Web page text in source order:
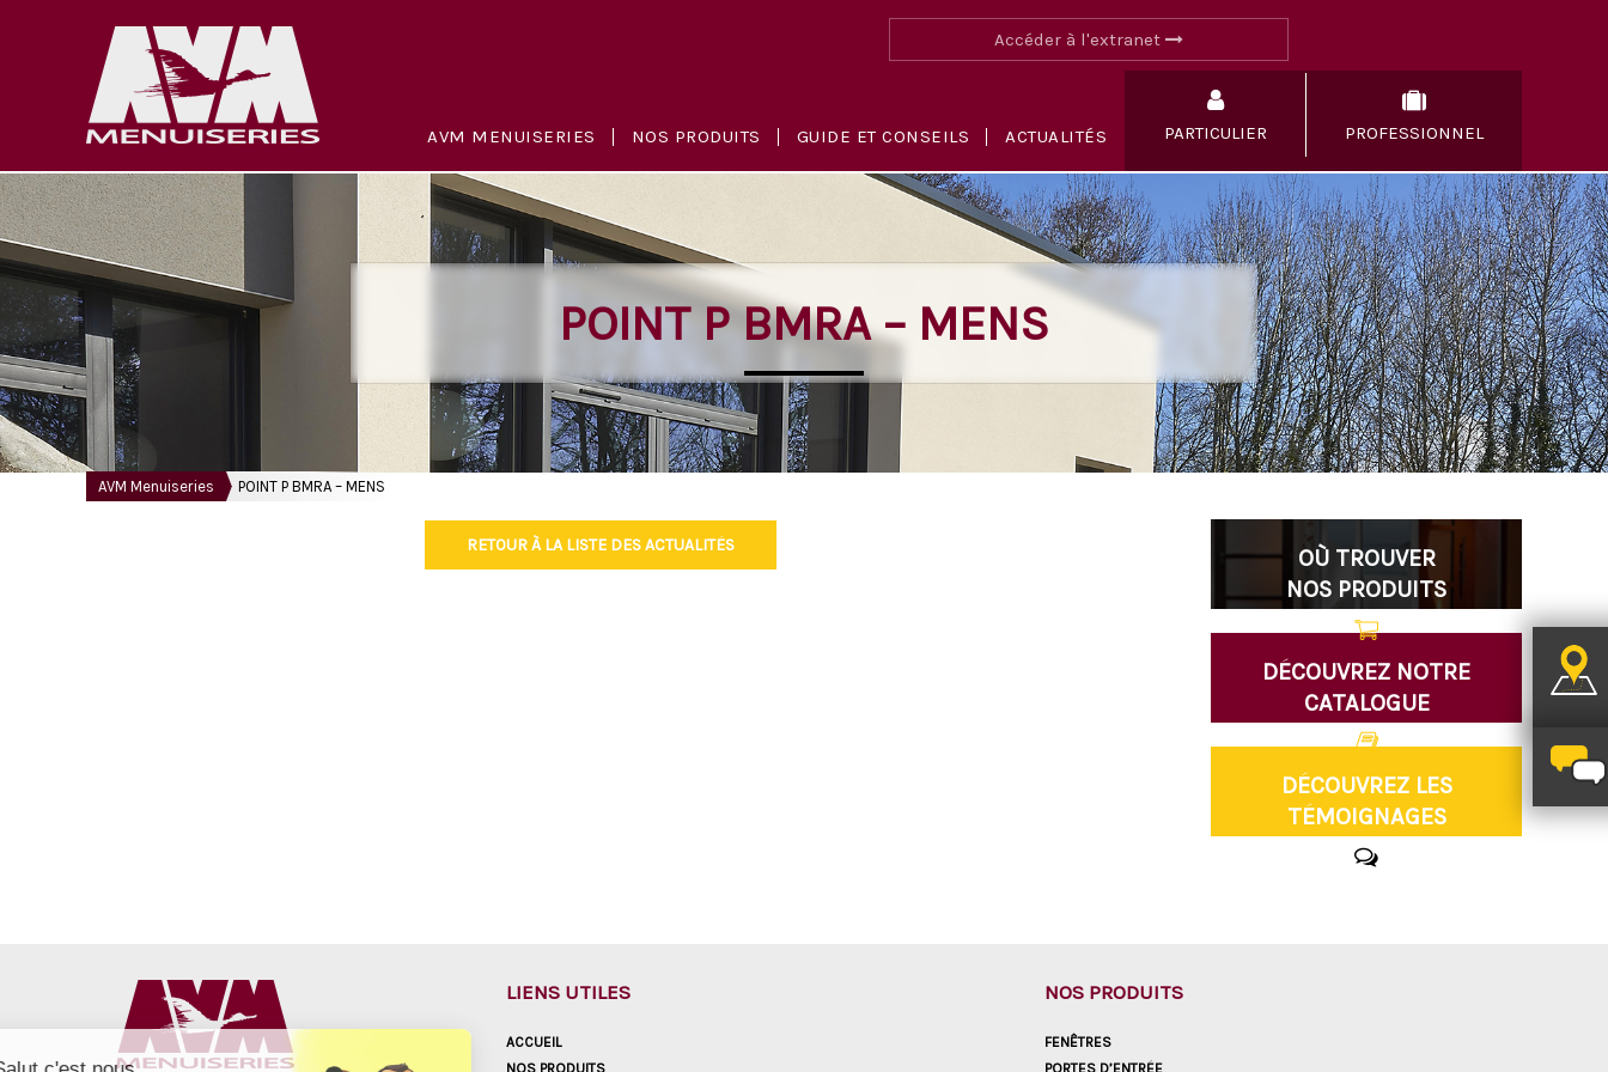
Accéder à l'extranet
AVM MENUISERIES NOS PRODUITS GUIDE ET CONSEILS ACTUALITÉS PARTICULIER PROFESSIONNEL
POINT P BMRA – MENS
AVM Menuiseries POINT P BMRA – MENS
RETOUR À LA LISTE DES ACTUALITÉS
OÙ TROUVER
NOS PRODUITS
DÉCOUVREZ NOTRE
CATALOGUE
DÉCOUVREZ LES
TÉMOIGNAGES
LIENS UTILES
ACCUEIL
NOS PRODUITS
NOS PRODUITS
FENÊTRES
PORTES D’ENTRÉE